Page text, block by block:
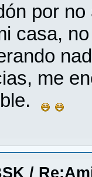
por
casa,
me
/